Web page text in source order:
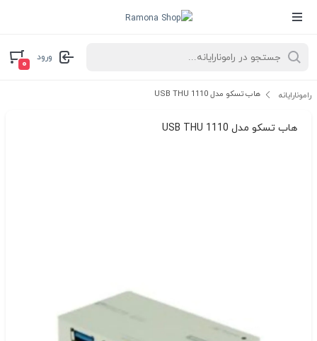
ورود
۰
رامونارایانه هاب تسکو مدل USB THU 1110
هاب تسکو مدل USB THU 1110